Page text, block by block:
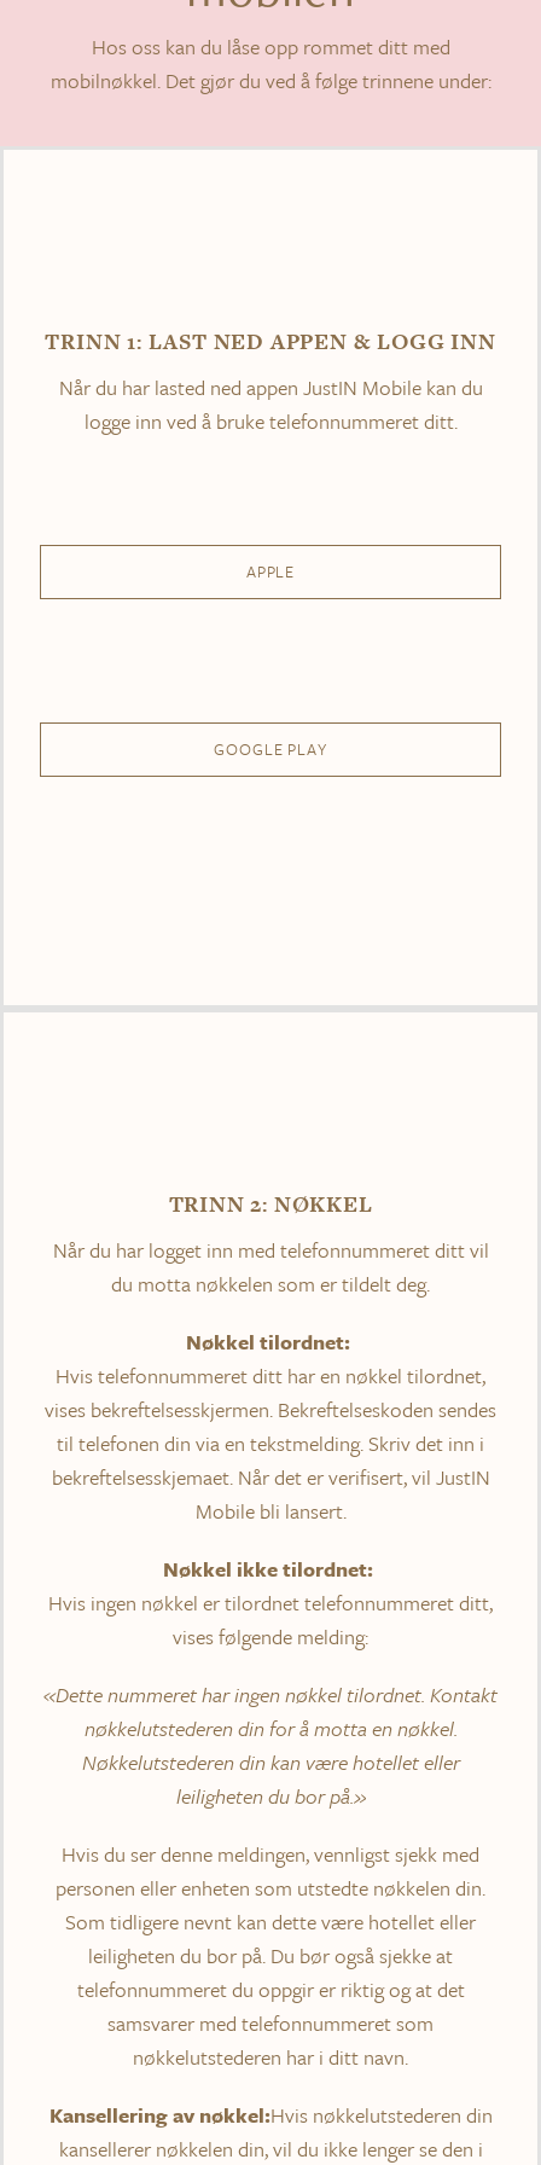
Søk
Hos oss kan du låse opp rommet ditt med
mobilnøkkel. Det gjør du ved å følge trinnene under:
TRINN 1: LAST NED APPEN & LOGG INN
Når du har lasted ned appen JustIN Mobile kan du
logge inn ved å bruke telefonnummeret ditt.
APPLE
GOOGLE PLAY
TRINN 2: NØKKEL
Når du har logget inn med telefonnummeret ditt vil
du motta nøkkelen som er tildelt deg.
Nøkkel tilordnet:
Hvis telefonnummeret ditt har en nøkkel tilordnet,
vises bekreftelsesskjermen. Bekreftelseskoden sendes
til telefonen din via en tekstmelding. Skriv det inn i
bekreftelsesskjemaet. Når det er verifisert, vil JustIN
Mobile bli lansert.
Nøkkel ikke tilordnet:
Hvis ingen nøkkel er tilordnet telefonnummeret ditt,
vises følgende melding:
«Dette nummeret har ingen nøkkel tilordnet. Kontakt
nøkkelutstederen din for å motta en nøkkel.
Nøkkelutstederen din kan være hotellet eller
leiligheten du bor på.»
Hvis du ser denne meldingen, vennligst sjekk med
personen eller enheten som utstedte nøkkelen din.
Som tidligere nevnt kan dette være hotellet eller
leiligheten du bor på. Du bør også sjekke at
telefonnummeret du oppgir er riktig og at det
samsvarer med telefonnummeret som
nøkkelutstederen har i ditt navn.
Kansellering av nøkkel:Hvis nøkkelutstederen din
kansellerer nøkkelen din, vil du ikke lenger se den i